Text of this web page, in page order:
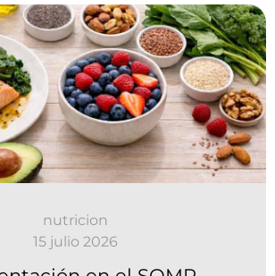
nutricion
15 julio 2026